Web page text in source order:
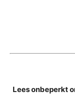
Lees onbeperkt